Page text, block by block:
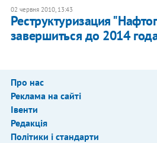
02 червня 2010, 13:43
Реструктуризация
завершиться до 2014
Про нас
Реклама на сайті
Івенти
Редакція
Політики і стандарти